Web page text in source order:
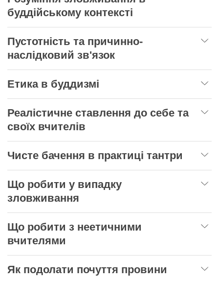
буддійському контексті
Пустотність та причинно-
наслідковий зв'язок
Етика в буддизмі
Реалістичне ставлення до себе та
своїх вчителів
Чисте бачення в практиці тантри
Що робити у випадку
зловживання
Що робити з неетичними
вчителями
Як подолати почуття провини